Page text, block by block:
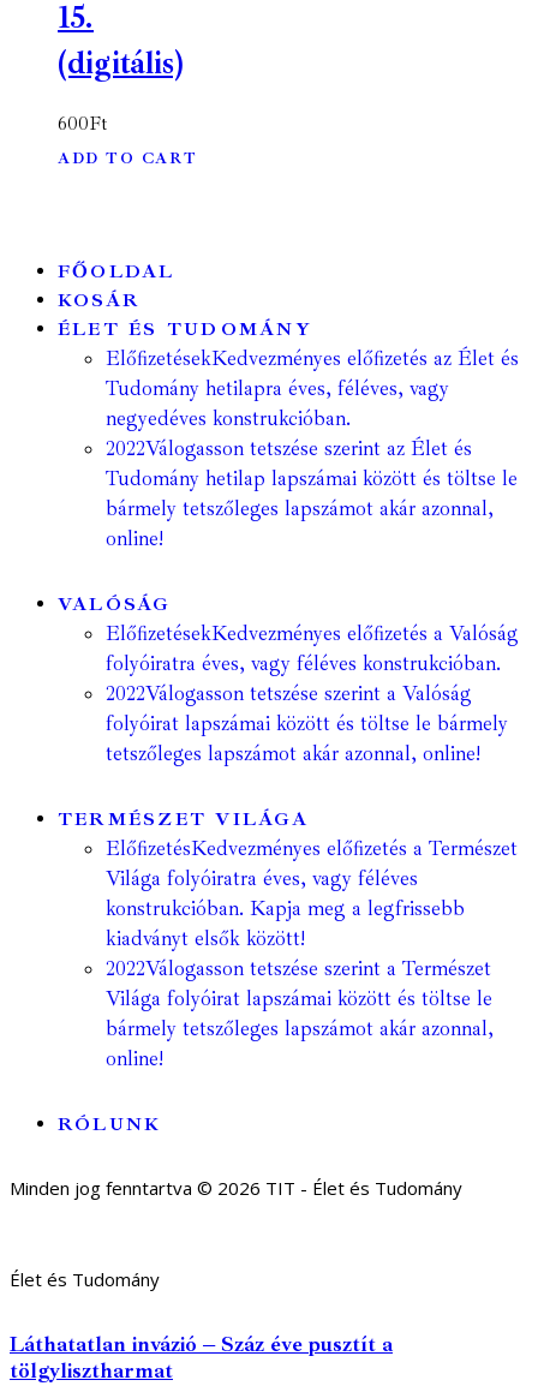
15.
(digitális)
600Ft
ADD TO CART
FŐOLDAL
KOSÁR
ÉLET ÉS TUDOMÁNY
ElőfizetésekKedvezményes előfizetés az Élet és
Tudomány hetilapra éves, féléves, vagy
negyedéves konstrukcióban.
2022Válogasson tetszése szerint az Élet és
Tudomány hetilap lapszámai között és töltse le
bármely tetszőleges lapszámot akár azonnal,
online!
VALÓSÁG
ElőfizetésekKedvezményes előfizetés a Valóság
folyóiratra éves, vagy féléves konstrukcióban.
2022Válogasson tetszése szerint a Valóság
folyóirat lapszámai között és töltse le bármely
tetszőleges lapszámot akár azonnal, online!
TERMÉSZET VILÁGA
ElőfizetésKedvezményes előfizetés a Természet
Világa folyóiratra éves, vagy féléves
konstrukcióban. Kapja meg a legfrissebb
kiadványt elsők között!
2022Válogasson tetszése szerint a Természet
Világa folyóirat lapszámai között és töltse le
bármely tetszőleges lapszámot akár azonnal,
online!
RÓLUNK
Minden jog fenntartva © 2026 TIT - Élet és Tudomány
Élet és Tudomány
Láthatatlan invázió – Száz éve pusztít a
tölgylisztharmat